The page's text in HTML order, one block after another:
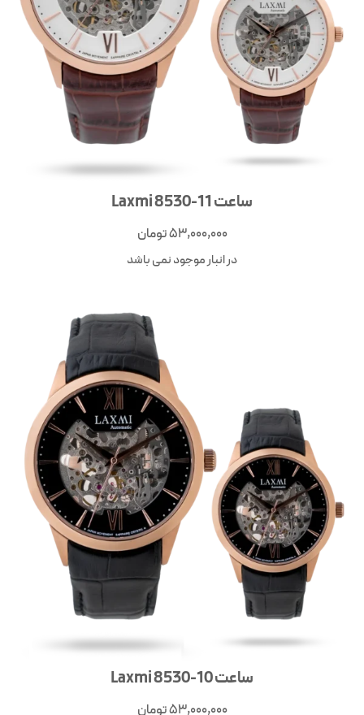
ساعت Laxmi 8530-11
53,000,000تومان
در انبار موجود نمی باشد
ساعت Laxmi 8530-10
53,000,000تومان